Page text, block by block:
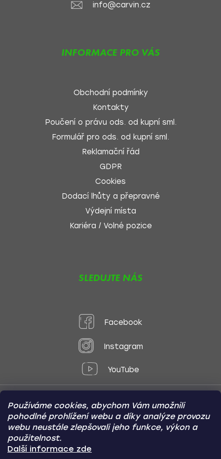
Používáme cookies, abychom Vám umožnili
pohodlné prohlížení webu a díky analýze provozu
webu neustále zlepšovali jeho funkce, výkon a
použitelnost.
Další informace zde
info@carvin.cz
INFORMACE PRO VÁS
Obchodní podmínky
Kontakty
Poučení o právu ods. od kupní sml.
Formulář pro ods. od kupní sml.
Reklamační řád
GDPR
Cookies
Dodací lhůty a přepravné
Výdejní místa
Kariéra / Volné pozice
SLEDUJTE NÁS
Facebook
Instagram
YouTube
Způsoby platby:
Online
Převod
Dobírka